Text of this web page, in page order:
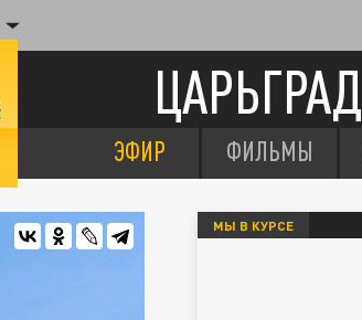
ЦАРЬГРАД
ЭФИР ФИЛЬМЫ
МЫ В КУРСЕ